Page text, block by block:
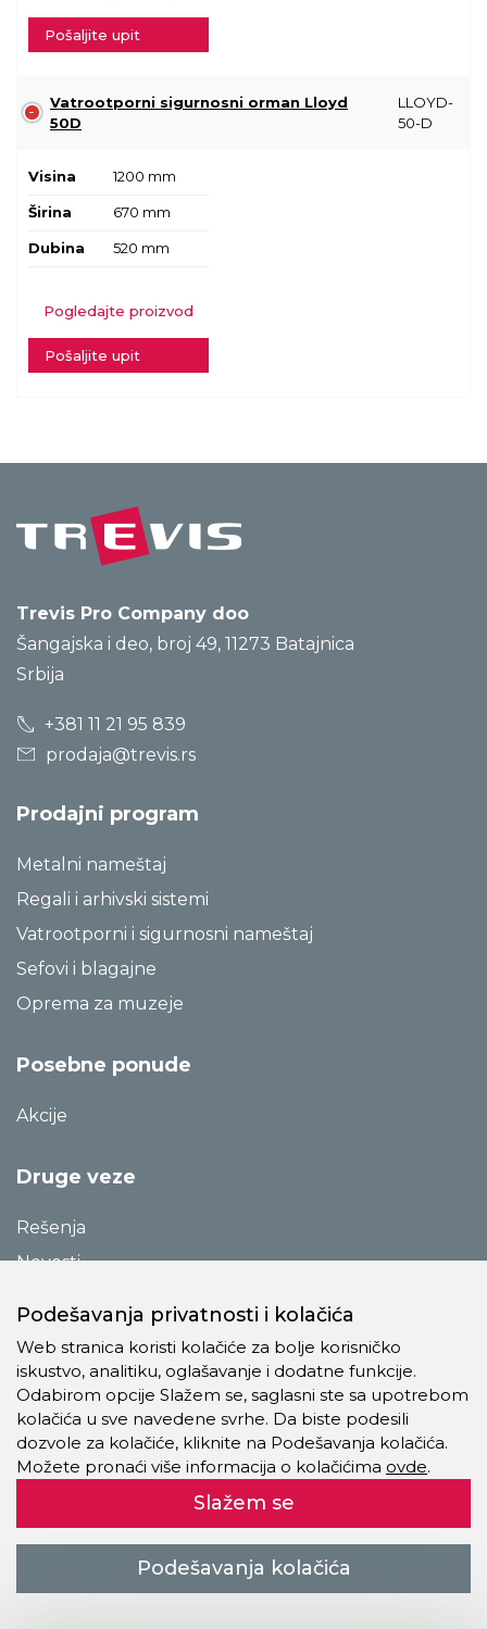
Pošaljite upit
Vatrootporni sigurnosni orman Lloyd
50D
LLOYD-
50-D
Visina 1200 mm
Širina 670 mm
Dubina 520 mm
Pogledajte proizvod
Pošaljite upit
Trevis Pro Company doo
Šangajska i deo, broj 49, 11273 Batajnica
Srbija
+381 11 21 95 839
prodaja@trevis.rs
Prodajni program
Metalni nameštaj
Regali i arhivski sistemi
Vatrootporni i sigurnosni nameštaj
Sefovi i blagajne
Oprema za muzeje
Posebne ponude
Akcije
Druge veze
Rešenja
Novosti
O preduzeću
Kontakt
Pravila o privatnosti
Kolačići
Autorsko pravo © 2021 - 2026 Trevis Pro Company doo. Sva
Podešavanja privatnosti i kolačića
Web stranica koristi kolačiće za bolje korisničko
iskustvo, analitiku, oglašavanje i dodatne funkcije.
Odabirom opcije Slažem se, saglasni ste sa upotrebom
kolačića u sve navedene svrhe. Da biste podesili
dozvole za kolačiće, kliknite na Podešavanja kolačića.
Možete pronaći više informacija o kolačićima ovde.
Slažem se
Podešavanja kolačića